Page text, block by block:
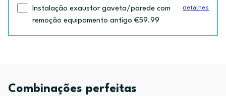
Instalação exaustor gaveta/parede com
remoção equipamento antigo €59.99
detalhes
Combinações perfeitas